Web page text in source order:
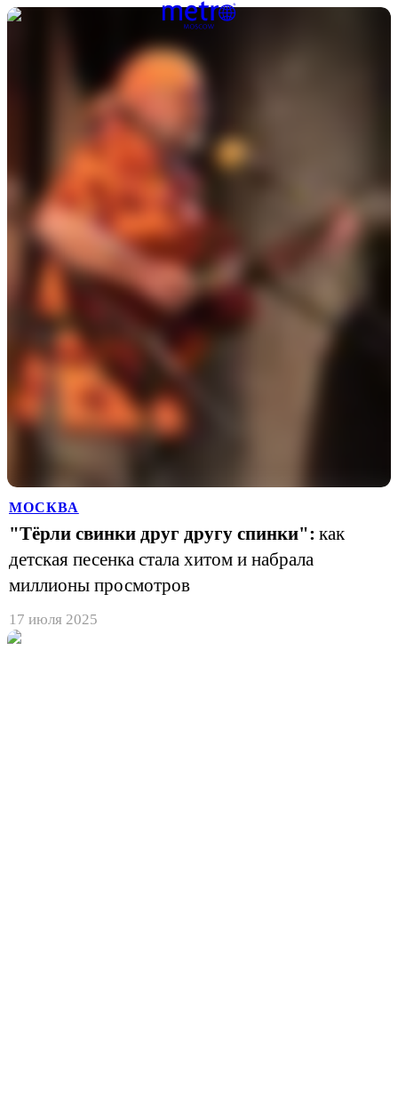
МОСКВА
"Тёрли свинки друг другу спинки": как
детская песенка стала хитом и набрала
миллионы просмотров
17 июля 2025